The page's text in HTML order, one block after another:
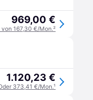
969,00 €
167,30 €/Mon.²
1.120,23 €
373,41 €/Mon.¹